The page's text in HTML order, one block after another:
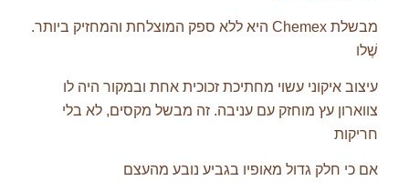
מבשלת Chemex היא ללא ספק המוצלחת והמחזיק ביותר.
שֶׁלו
עיצוב איקוני עשוי מחתיכת זכוכית אחת ובמקור היה לו
צווארון עץ מוחזק עם עניבה. זה מבשל מקסים, לא בלי
חריקות
אם כי חלק גדול מאופיו בגביע נובע מהעצם